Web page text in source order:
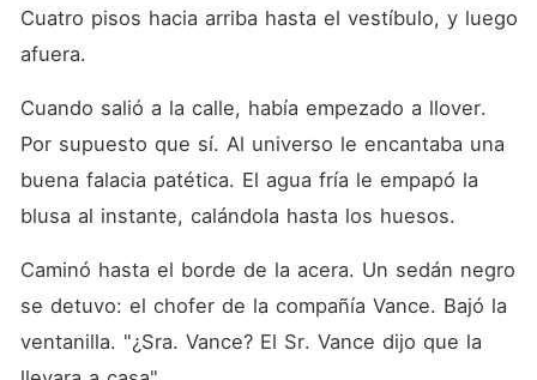
Cuatro pisos hacia arriba hasta el vestíbulo, y luego
afuera.
Cuando salió a la calle, había empezado a llover.
Por supuesto que sí. Al universo le encantaba una
buena falacia patética. El agua fría le empapó la
blusa al instante, calándola hasta los huesos.
Caminó hasta el borde de la acera. Un sedán negro
se detuvo: el chofer de la compañía Vance. Bajó la
ventanilla. "¿Sra. Vance? El Sr. Vance dijo que la